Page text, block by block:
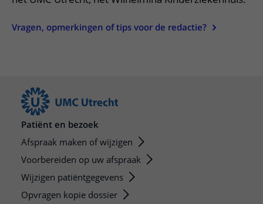
Vragen, opmerkingen of tips voor de redactie?
Patiënt en bezoek
Afspraak maken of wijzigen
Voorbereiden op uw afspraak
Wijzigen patiëntgegevens
Opvragen kopie dossier